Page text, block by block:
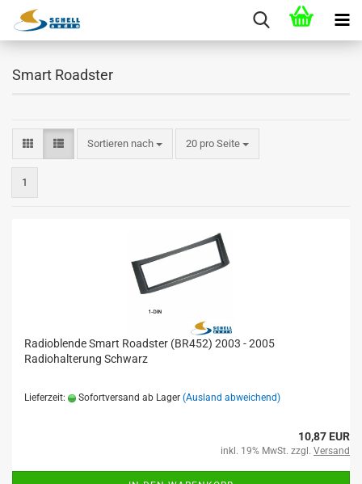
Smart Roadster
Sortieren nach 20 pro Seite
1
Radioblende Smart Roadster (BR452) 2003 - 2005
Radiohalterung Schwarz
Lieferzeit: Sofortversand ab Lager (Ausland abweichend)
10,87 EUR
inkl. 19% MwSt. zzgl. Versand